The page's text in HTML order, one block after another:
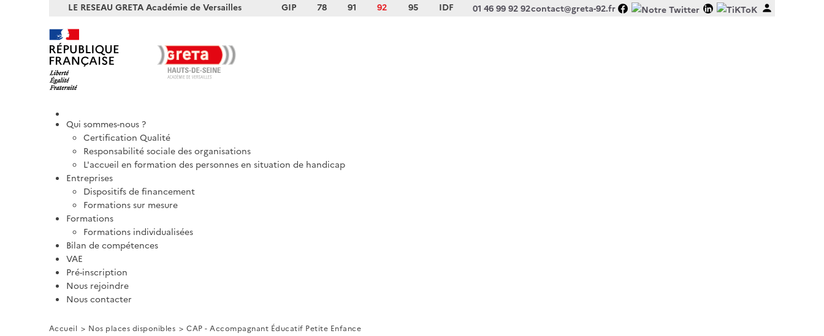
LE RESEAU GRETA Académie de Versailles GIP 78 91 92 95 IDF 01 46 99 92 92contact@greta-92.fr
Qui sommes-nous ?
Certification Qualité
Responsabilité sociale des organisations
L'accueil en formation des personnes en situation de handicap
Entreprises
Dispositifs de financement
Formations sur mesure
Formations
Formations individualisées
Bilan de compétences
VAE
Pré-inscription
Nous rejoindre
Nous contacter
Accueil Nos places disponibles CAP - Accompagnant Éducatif Petite Enfance